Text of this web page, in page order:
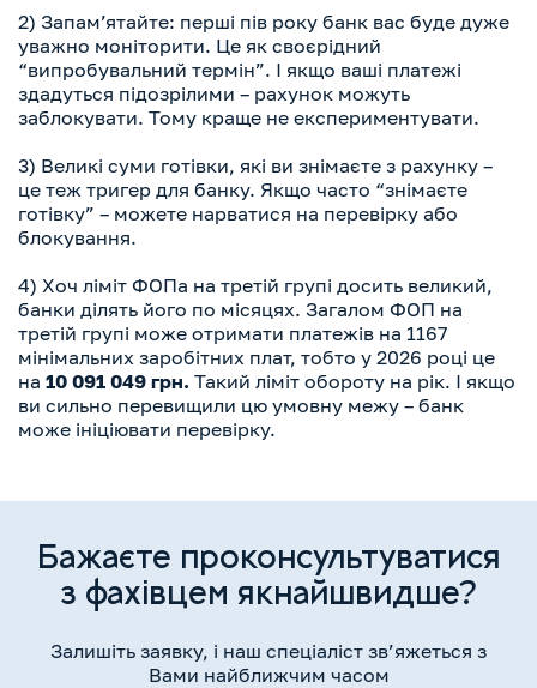
2) Запамʼятайте: перші пів року банк вас буде дуже
уважно моніторити. Це як своєрідний
“випробувальний термін”. І якщо ваші платежі
здадуться підозрілими – рахунок можуть
заблокувати. Тому краще не експериментувати.
3) Великі суми готівки, які ви знімаєте з рахунку –
це теж тригер для банку. Якщо часто “знімаєте
готівку” – можете нарватися на перевірку або
блокування.
4) Хоч ліміт ФОПа на третій групі досить великий,
банки ділять його по місяцях. Загалом ФОП на
третій групі може отримати платежів на 1167
мінімальних заробітних плат, тобто у 2026 році це
на 10 091 049 грн. Такий ліміт обороту на рік. І якщо
ви сильно перевищили цю умовну межу – банк
може ініціювати перевірку.
Бажаєте проконсультуватися
з фахівцем якнайшвидше?
Залишіть заявку, і наш спеціаліст зв’яжеться з
Вами найближчим часом